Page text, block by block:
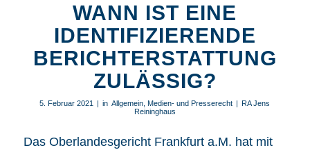
WANN IST EINE
IDENTIFIZIERENDE
BERICHTERSTATTUNG
ZULÄSSIG?
5. Februar 2021 | in Allgemein ,Medien- und Presserecht | RA Jens
Reininghaus
Das Oberlandesgericht Frankfurt a.M. hat mit